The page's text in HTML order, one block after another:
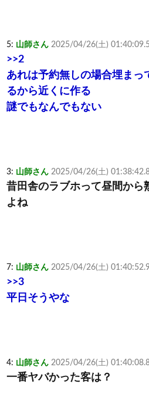
5: 山師さん 2025/04/26(土)
>>2
あれは予約無しの場合埋まっ
るから近くに作る
謎でもなんでもない
3: 山師さん 2025/04/26(土)
昔田舎のラブホって昼間から
よね
7: 山師さん 2025/04/26(土)
>>3
平日そうやな
4: 山師さん 2025/04/26(土)
一番ヤバかった客は？